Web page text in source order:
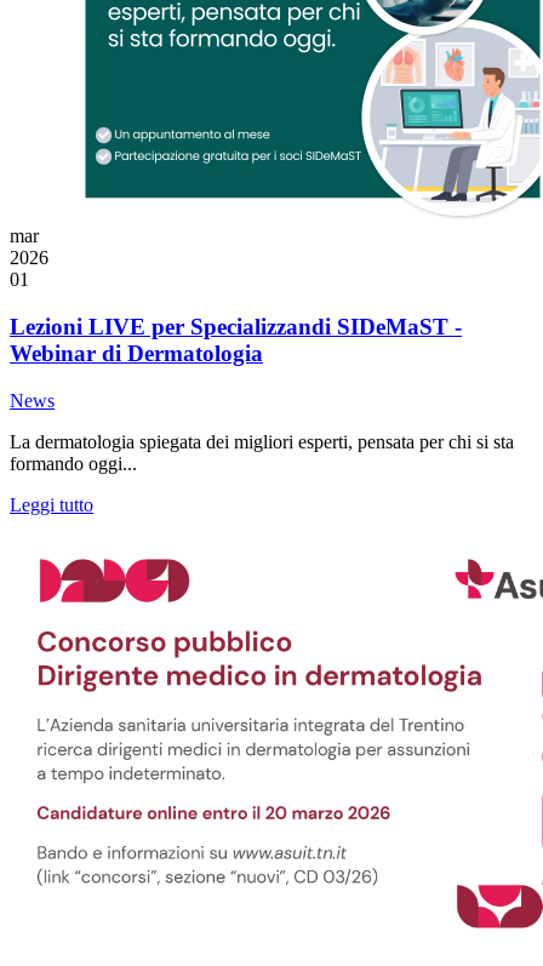
mar
2026
01
Lezioni LIVE per Specializzandi SIDeMaST -
Webinar di Dermatologia
News
La dermatologia spiegata dei migliori esperti, pensata per chi si sta
formando oggi...
Leggi tutto